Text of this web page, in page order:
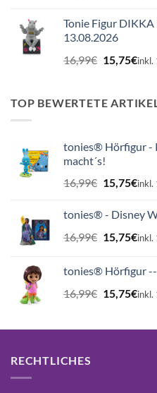
Tonie Figur DIKKA
13.08.2026
16,99€
Preis
16,99€
15,75€inkl.
TOP BEWERTETE
tonies® Hörfigur -
macht´s!
16,99€
Preis
16,99€
15,75€inkl.
tonies® - Disney
16,99€
Preis
16,99€
15,75€inkl.
tonies® Hörfigur
16,99€
Preis
16,99€
15,75€inkl.
RECHTLICHES